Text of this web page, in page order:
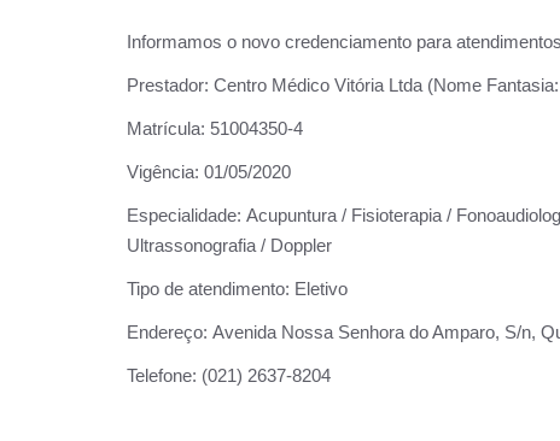
Informamos o novo credenciamento para
Prestador: Centro Médico Vitória Ltda (Nome
Matrícula: 51004350-4
Vigência: 01/05/2020
Especialidade: Acupuntura / Fisioterapia /
Ultrassonografia / Doppler
Tipo de atendimento: Eletivo
Endereço: Avenida Nossa Senhora do Amparo, S/n,
Telefone: (021) 2637-8204